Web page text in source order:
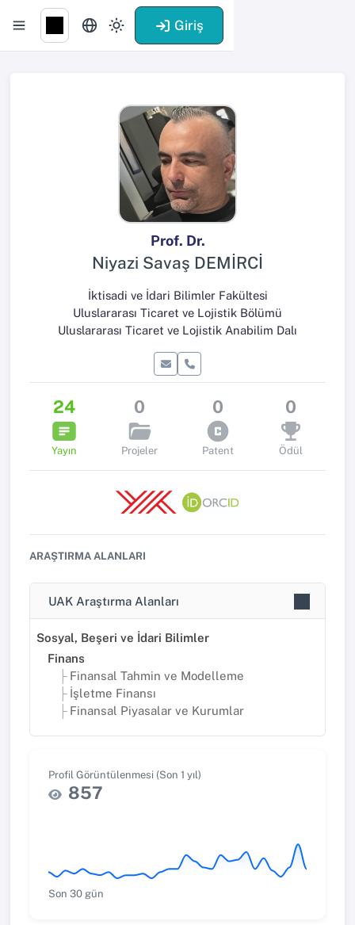
Giriş
Prof. Dr.
Niyazi Savaş DEMİRCİ
İktisadi ve İdari Bilimler Fakültesi
Uluslararası Ticaret ve Lojistik Bölümü
Uluslararası Ticaret ve Lojistik Anabilim Dalı
24
Yayın
0
Projeler
0
Patent
0
Ödül
ARAŞTIRMA ALANLARI
UAK Araştırma Alanları
Sosyal, Beşeri ve İdari Bilimler
Finans
Finansal Tahmin ve Modelleme
İşletme Finansı
Finansal Piyasalar ve Kurumlar
Profil Görüntülenmesi (Son 1 yıl)
857
Son 30 gün